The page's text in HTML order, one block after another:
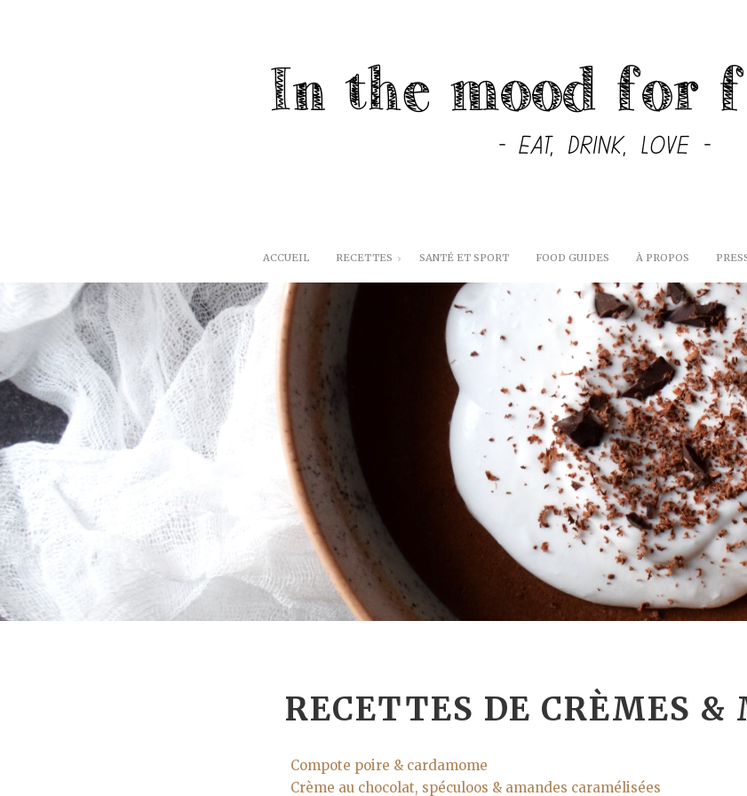
ACCUEIL RECETTES SANTÉ ET SPORT FOOD GUIDES À PROPOS
RECETTES DE CRÈMES &
Compote poire & cardamome
Crème au chocolat, spéculoos & amandes caramélisées